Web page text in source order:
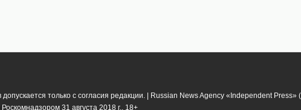
только с согласия редакции. | Russian News Agency «Independent
31 августа 2018 г.. 18+